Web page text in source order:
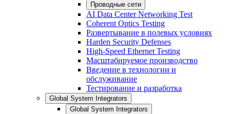
Проводные сети
AI Data Center Networking Test
Coherent Optics Testing
Развертывание в полевых условиях
Harden Security Defenses
High-Speed Ethernet Testing
Масштабируемое производство
Введение в технологии и
обслуживание
Тестирование и разработка
Global System Integrators
Global System Integrators